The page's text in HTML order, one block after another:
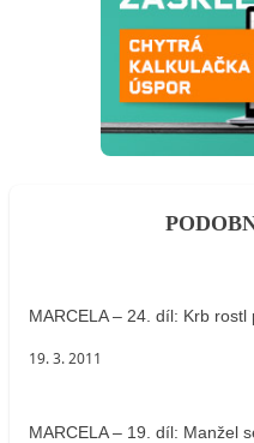
MARCELA – 24. díl: Krb rostl
19. 3. 2011
MARCELA – 19. díl: Manžel